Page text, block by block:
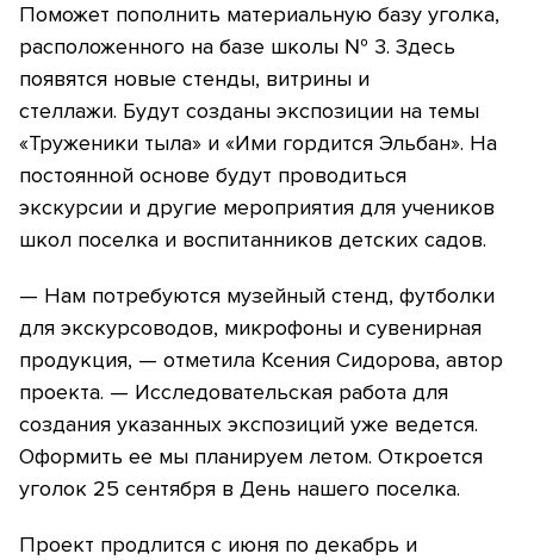
Поможет пополнить материальную базу уголка,
расположенного на базе школы № 3. Здесь
появятся новые стенды, витрины и
стеллажи. Будут созданы экспозиции на темы
«Труженики тыла» и «Ими гордится Эльбан». На
постоянной основе будут проводиться
экскурсии и другие мероприятия для учеников
школ поселка и воспитанников детских садов.
— Нам потребуются музейный стенд, футболки
для экскурсоводов, микрофоны и сувенирная
продукция, — отметила Ксения Сидорова, автор
проекта. — Исследовательская работа для
создания указанных экспозиций уже ведется.
Оформить ее мы планируем летом. Откроется
уголок 25 сентября в День нашего поселка.
Проект продлится с июня по декабрь и